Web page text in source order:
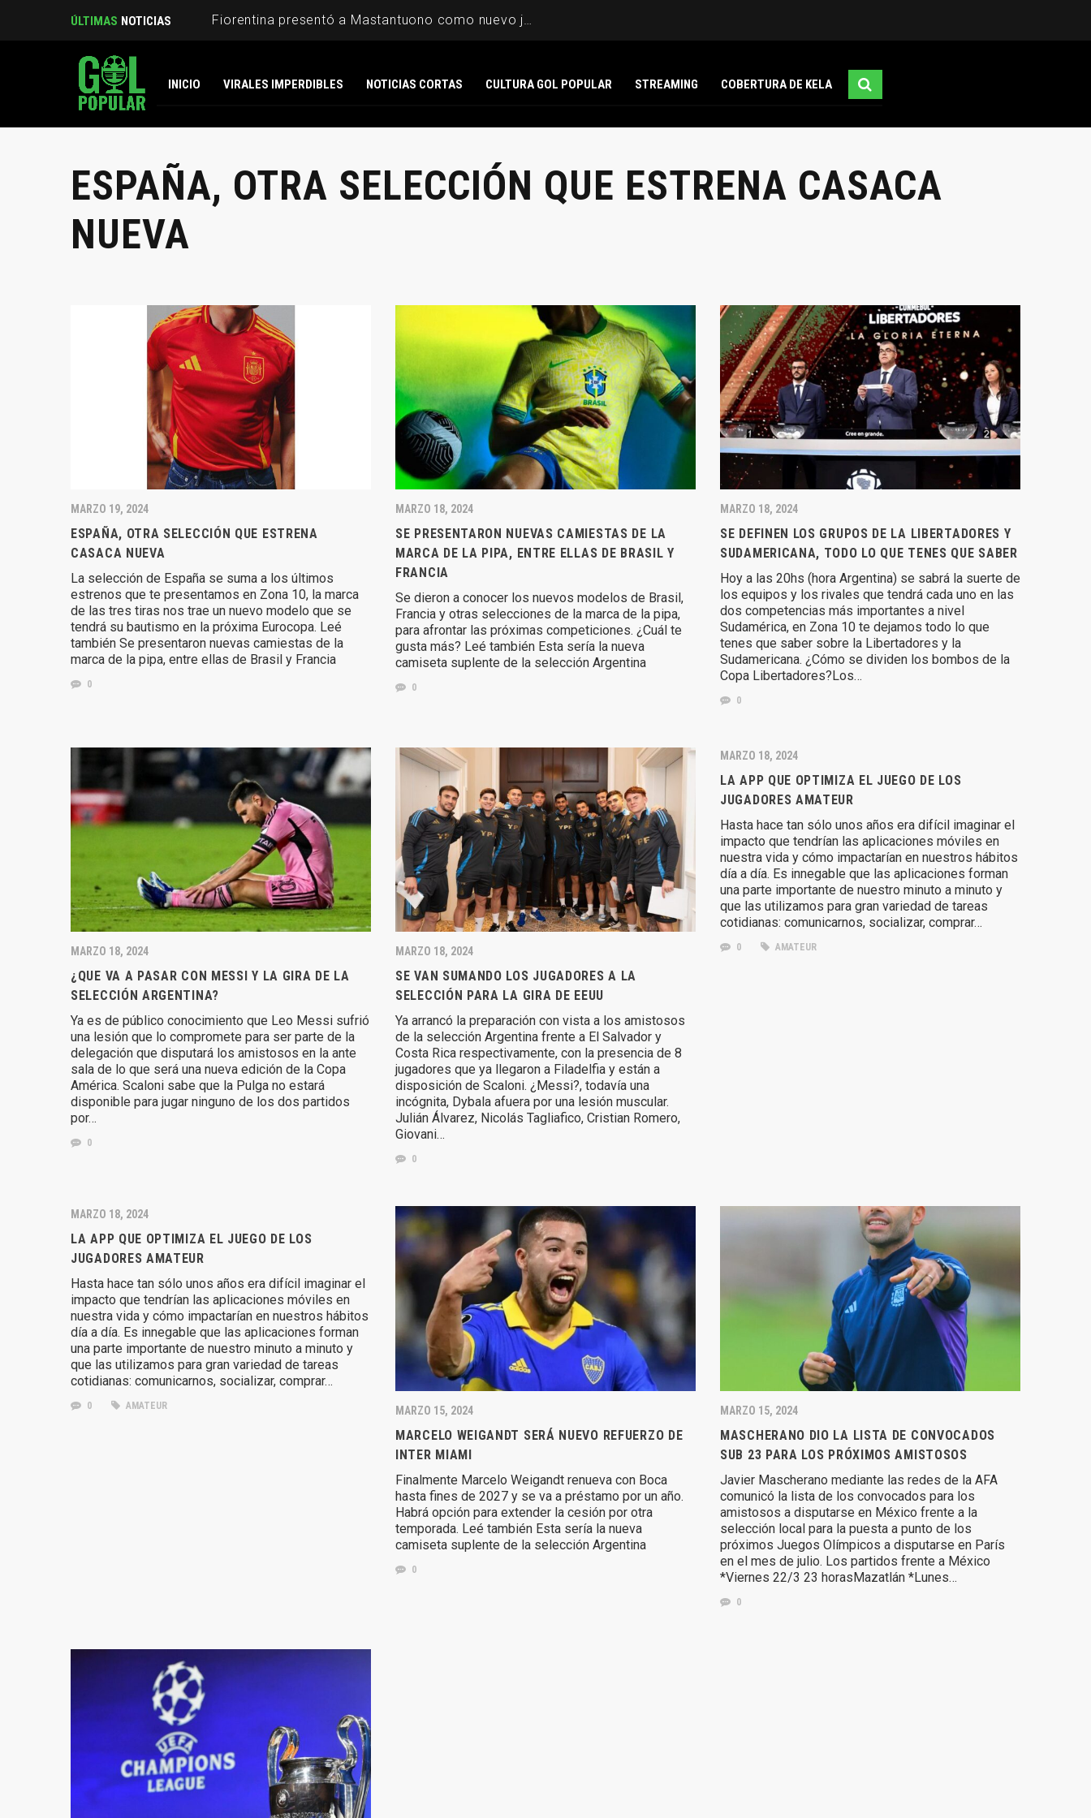
ÚLTIMAS NOTICIAS Fiorentina presentó a Mastantuono como nuevo jugador
INICIO VIRALES IMPERDIBLES NOTICIAS CORTAS CULTURA GOL POPULAR STREAMING COBERTURA DE KELA
ESPAÑA, OTRA SELECCIÓN QUE ESTRENA CASACA
NUEVA
MARZO 19, 2024
ESPAÑA, OTRA SELECCIÓN QUE ESTRENA
CASACA NUEVA
La selección de España se suma a los últimos
estrenos que te presentamos en Zona 10, la marca
de las tres tiras nos trae un nuevo modelo que se
tendrá su bautismo en la próxima Eurocopa. Leé
también Se presentaron nuevas camiestas de la
marca de la pipa, entre ellas de Brasil y Francia
0
MARZO 18, 2024
SE PRESENTARON NUEVAS CAMIESTAS DE LA
MARCA DE LA PIPA, ENTRE ELLAS DE BRASIL Y
FRANCIA
Se dieron a conocer los nuevos modelos de Brasil,
Francia y otras selecciones de la marca de la pipa,
para afrontar las próximas competiciones. ¿Cuál te
gusta más? Leé también Esta sería la nueva
camiseta suplente de la selección Argentina
0
MARZO 18, 2024
SE DEFINEN LOS GRUPOS DE LA LIBERTADORES Y
SUDAMERICANA, TODO LO QUE TENES QUE SABER
Hoy a las 20hs (hora Argentina) se sabrá la suerte de
los equipos y los rivales que tendrá cada uno en las
dos competencias más importantes a nivel
Sudamérica, en Zona 10 te dejamos todo lo que
tenes que saber sobre la Libertadores y la
Sudamericana. ¿Cómo se dividen los bombos de la
Copa Libertadores?Los…
0
MARZO 18, 2024
¿QUE VA A PASAR CON MESSI Y LA GIRA DE LA
SELECCIÓN ARGENTINA?
Ya es de público conocimiento que Leo Messi sufrió
una lesión que lo compromete para ser parte de la
delegación que disputará los amistosos en la ante
sala de lo que será una nueva edición de la Copa
América. Scaloni sabe que la Pulga no estará
disponible para jugar ninguno de los dos partidos
por…
0
MARZO 18, 2024
SE VAN SUMANDO LOS JUGADORES A LA
SELECCIÓN PARA LA GIRA DE EEUU
Ya arrancó la preparación con vista a los amistosos
de la selección Argentina frente a El Salvador y
Costa Rica respectivamente, con la presencia de 8
jugadores que ya llegaron a Filadelfia y están a
disposición de Scaloni. ¿Messi?, todavía una
incógnita, Dybala afuera por una lesión muscular.
Julián Álvarez, Nicolás Tagliafico, Cristian Romero,
Giovani…
0
MARZO 18, 2024
LA APP QUE OPTIMIZA EL JUEGO DE LOS
JUGADORES AMATEUR
Hasta hace tan sólo unos años era difícil imaginar el
impacto que tendrían las aplicaciones móviles en
nuestra vida y cómo impactarían en nuestros hábitos
día a día. Es innegable que las aplicaciones forman
una parte importante de nuestro minuto a minuto y
que las utilizamos para gran variedad de tareas
cotidianas: comunicarnos, socializar, comprar…
0 AMATEUR
MARZO 18, 2024
LA APP QUE OPTIMIZA EL JUEGO DE LOS
JUGADORES AMATEUR
Hasta hace tan sólo unos años era difícil imaginar el
impacto que tendrían las aplicaciones móviles en
nuestra vida y cómo impactarían en nuestros hábitos
día a día. Es innegable que las aplicaciones forman
una parte importante de nuestro minuto a minuto y
que las utilizamos para gran variedad de tareas
cotidianas: comunicarnos, socializar, comprar…
0 AMATEUR MARZO 15, 2024
MARCELO WEIGANDT SERÁ NUEVO REFUERZO DE
INTER MIAMI
Finalmente Marcelo Weigandt renueva con Boca
hasta fines de 2027 y se va a préstamo por un año.
Habrá opción para extender la cesión por otra
temporada. Leé también Esta sería la nueva
camiseta suplente de la selección Argentina
0
MARZO 15, 2024
MASCHERANO DIO LA LISTA DE CONVOCADOS
SUB 23 PARA LOS PRÓXIMOS AMISTOSOS
Javier Mascherano mediante las redes de la AFA
comunicó la lista de los convocados para los
amistosos a disputarse en México frente a la
selección local para la puesta a punto de los
próximos Juegos Olímpicos a disputarse en París
en el mes de julio. Los partidos frente a México
*Viernes 22/3 23 horasMazatlán *Lunes…
0